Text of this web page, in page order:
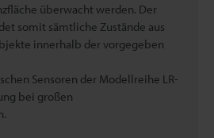
überwacht werden. Der
somit sämtliche Zustände aus
innerhalb der vorgegeben
Sensoren der Modellreihe LR-
bei großen